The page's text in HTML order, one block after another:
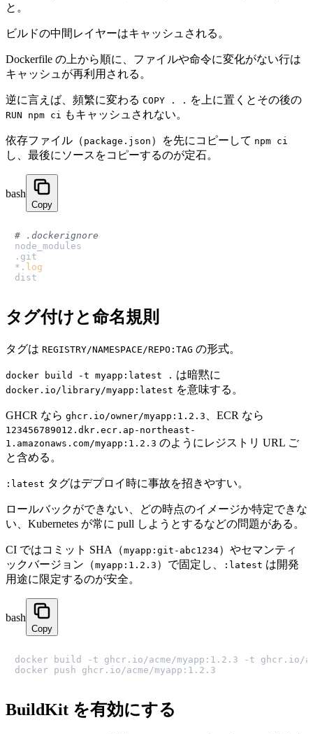
と。
ビルドの中間レイヤーはキャッシュされる。
Dockerfile の上から順に、ファイルや命令に変化がない行は
キャッシュが再利用される。
逆に言えば、頻繁に変わる COPY . . を上に置くとその後の
RUN npm ci もキャッシュされない。
依存ファイル（ package.json ）を先にコピーして npm ci
し、最後にソースをコピーするのが定石。
bash
Copy
# .dockerignore
node_modules
.git
*. log
dist
タグ付けと命名規則
タグは REGISTRY/NAMESPACE/REPO:TAG の形式。
docker build -t myapp:latest . は暗黙に
docker.io/library/myapp:latest を意味する。
GHCR なら ghcr.io/owner/myapp:1.2.3 、ECR なら
123456789012.dkr.ecr.ap-northeast-
1.amazonaws.com/myapp:1.2.3 のようにレジストリ URL ご
と含める。
:latest タグはデプロイ時に事故を招きやすい。
ロールバックができない、どの時点のイメージか特定できな
い、Kubernetes が常に pull しようとするなどの問題がある。
CI ではコミット SHA（myapp:git-abc1234）やセマンティ
ックバージョン（myapp:1.2.3 ）で固定し、 :latest は開発
用途に限定するのが安全。
bash
Copy
docker build -t ghcr.io/acme/myapp:1.2.3 -t ghcr.io/
docker push ghcr.io/acme/myapp:1.2.3
BuildKit を有効にする